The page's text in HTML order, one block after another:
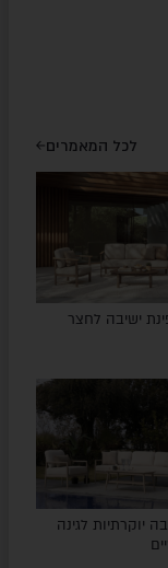
לכל המאמרים
ישיבה לחצר
יוקרתיות לגינה